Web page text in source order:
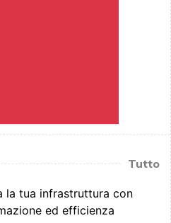
Tutto
la tua infrastruttura con
ed efficienza